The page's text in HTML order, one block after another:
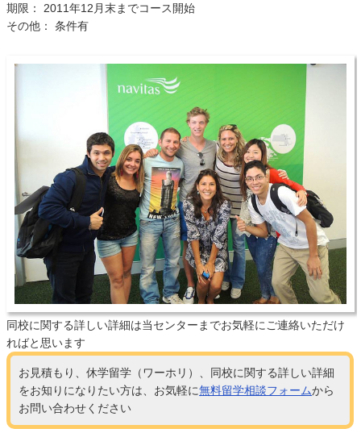
期限： 2011年12月末までコース開始
その他： 条件有
同校に関する詳しい詳細は当センターまでお気軽にご連絡いただけ
ればと思います
お見積もり、休学留学（ワーホリ）、同校に関する詳しい詳細
をお知りになりたい方は、お気軽に無料留学相談フォームから
お問い合わせください